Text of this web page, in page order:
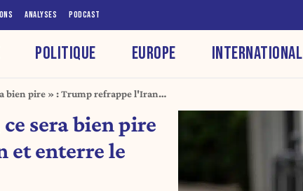
ANALYSES PODCAST
POLITIQUE EUROPE INTERNATIONAL
bien pire » : Trump refrappe l'Iran
sera bien pire
et enterre le